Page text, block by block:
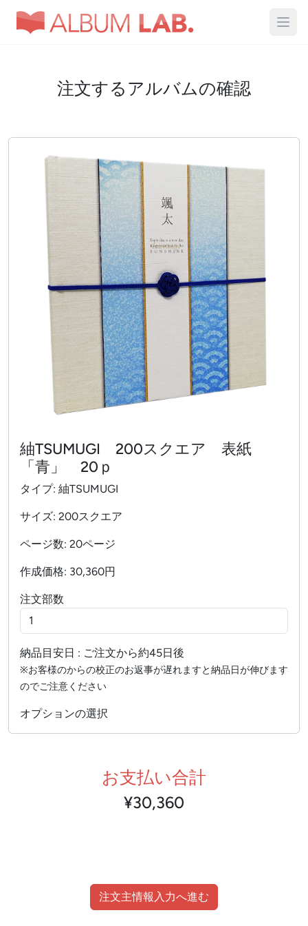
注文するアルバムの確認
紬TSUMUGI 200スクエア 表紙
「青」 20ｐ
タイプ: 紬TSUMUGI
サイズ: 200スクエア
ページ数: 20ページ
作成価格: 30,360円
注文部数
納品目安日 : ご注文から約45日後
※お客様のからの校正のお返事が遅れますと納品日が伸びます
のでご注意ください
オプションの選択
お支払い合計
¥30,360
注文主情報入力へ進む